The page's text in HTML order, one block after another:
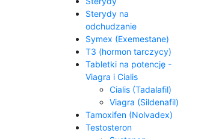
Sterydy na
odchudzanie
Symex (Exemestane)
T3 (hormon tarczycy)
Tabletki na potencję -
Viagra i Cialis
Cialis (Tadalafil)
Viagra (Sildenafil)
Tamoxifen (Nolvadex)
Testosteron